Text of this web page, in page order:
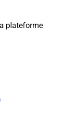
plateforme